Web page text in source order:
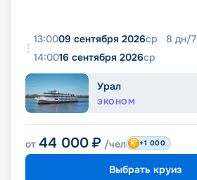
13:0009 сентября 2026ср 8 дн/7
14:0016 сентября 2026ср
Урал
ЭКОНОМ
от 44 000 ₽ /чел +1 000
Выбрать круиз